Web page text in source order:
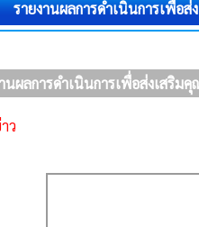
รายงานผลการดำเนินการเพื่อ
นผลการดำเนินการเพื่อส่งเสริ
ว